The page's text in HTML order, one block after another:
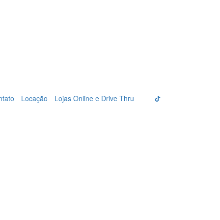
Locação Lojas Online e Drive Thru